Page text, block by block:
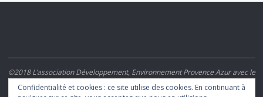
©2018 L’association Développement, Environnement Provence Azur avec le
Rail et le Train (DEPART)
Confidentialité et cookies : ce site utilise des cookies. En continuant à